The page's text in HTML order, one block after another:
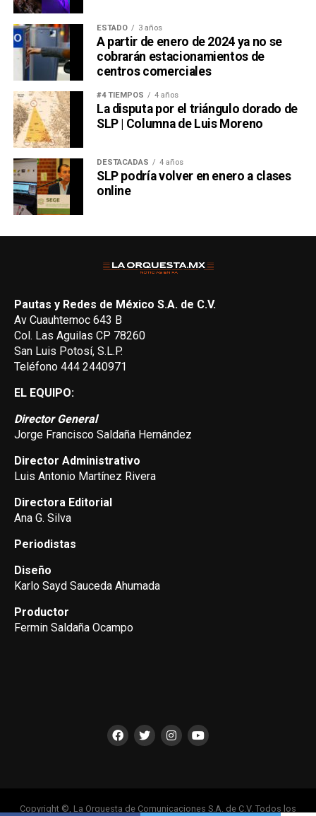
ESTADO 3 años
A partir de enero de 2024 ya no se
cobrarán estacionamientos de
centros comerciales
#4 TIEMPOS 4 años
La disputa por el triángulo dorado de
SLP | Columna de Luis Moreno
DESTACADAS 4 años
SLP podría volver en enero a clases
online
Pautas y Redes de México S.A. de C.V.
Av Cuauhtemoc 643 B
Col. Las Aguilas CP 78260
San Luis Potosí, S.L.P.
Teléfono 444 2440971
EL EQUIPO:
Director General
Jorge Francisco Saldaña Hernández
Director Administrativo
Luis Antonio Martínez Rivera
Directora Editorial
Ana G. Silva
Periodistas
Diseño
Karlo Sayd Sauceda Ahumada
Productor
Fermin Saldaña Ocampo
Copyright ©, La Orquesta de Comunicaciones S.A. de C.V. Todos los